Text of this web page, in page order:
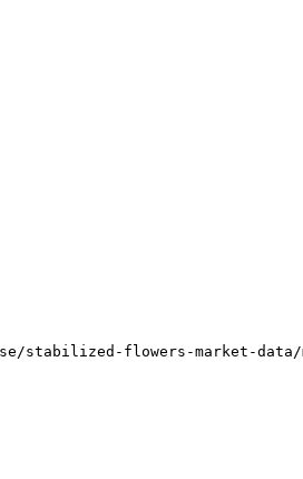
stabilized-flowers-market-